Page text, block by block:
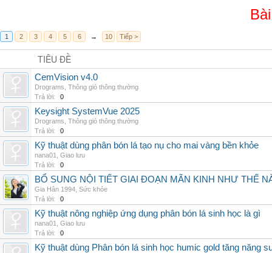
1 2 3 4 5 6 → 10 Tiếp >
TIÊU ĐỀ
CemVision v4.0
Drograms Thông gió thông thường
Trả lời:
0
Keysight SystemVue 2025
Drograms Thông gió thông thường
Trả lời:
0
Kỹ thuật dùng phân bón lá tạo nụ cho mai vàng bền khỏe
nana01
Giao lưu
Trả lời:
0
BỔ SUNG NỘI TIẾT GIAI ĐOẠN MÃN KINH NHƯ THẾ
Gia Hân 1994 Sức khỏe
Trả lời:
0
Kỹ thuật nông nghiệp ứng dụng phân bón lá sinh học là gì
nana01
Giao lưu
Trả lời:
0
Kỹ thuật dùng Phân bón lá sinh học humic gold tăng năng